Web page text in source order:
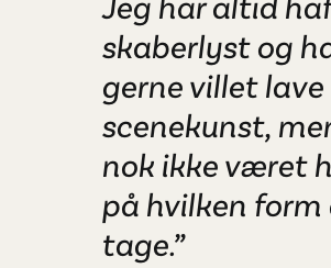
Jeg har altid
skaberlyst og
gerne villet lave
scenekunst,
nok ikke været
på hvilken form
tage.”